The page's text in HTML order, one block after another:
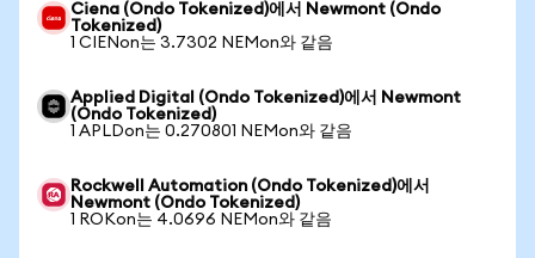
Ciena (Ondo Tokenized)에서 Newmont (Ondo
Tokenized)
1 CIENon는 3.7302 NEMon와 같음
Applied Digital (Ondo Tokenized)에서 Newmont
(Ondo Tokenized)
1 APLDon는 0.270801 NEMon와 같음
Rockwell Automation (Ondo Tokenized)에서
Newmont (Ondo Tokenized)
1 ROKon는 4.0696 NEMon와 같음